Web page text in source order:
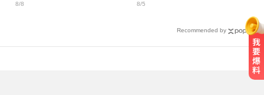
8/8 8/5
Recommended by